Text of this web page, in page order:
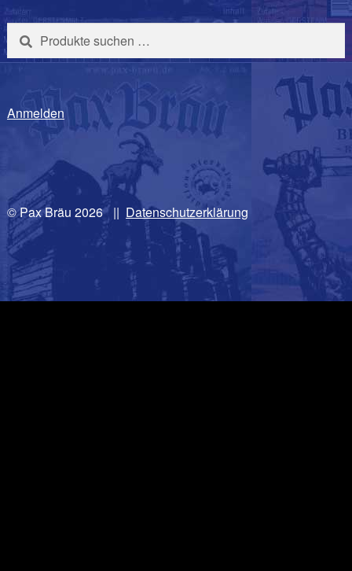
Suchen
nach:
Suchen
Anmelden
© Pax Bräu 2026 | Datenschutzerklärung